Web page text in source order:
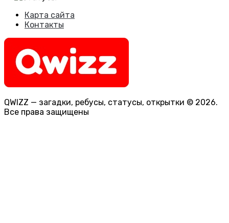
Карта сайта
Контакты
QWIZZ — загадки, ребусы, статусы, открытки © 2026.
Все права защищены